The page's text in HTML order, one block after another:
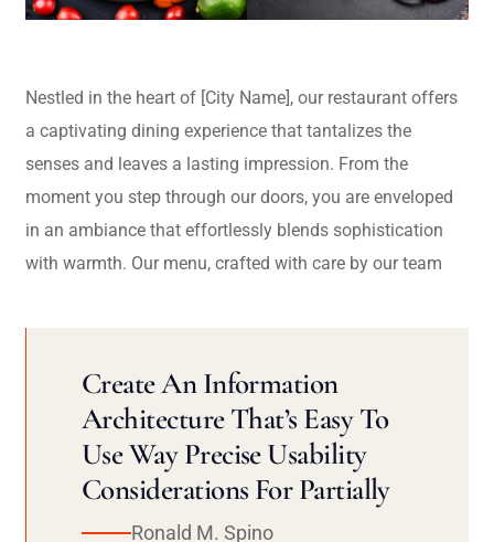
Nestled in the heart of [City Name], our restaurant offers
a captivating dining experience that tantalizes the
senses and leaves a lasting impression. From the
moment you step through our doors, you are enveloped
in an ambiance that effortlessly blends sophistication
with warmth. Our menu, crafted with care by our team
Create An Information
Architecture That’s Easy To
Use Way Precise Usability
Considerations For Partially
Ronald M. Spino